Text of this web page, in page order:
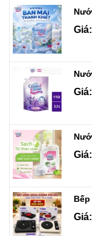
Giá:
Giá:
Giá:
Giá: